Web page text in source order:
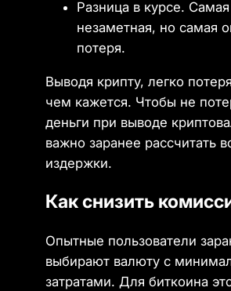
Разница в курсе. Самая
незаметная, но самая
потеря.
Выводя крипту, легко
чем кажется. Чтобы не
деньги при выводе
важно заранее рассчитать
издержки.
Как снизить
Опытные пользователи
выбирают валюту с
затратами. Для биткоина